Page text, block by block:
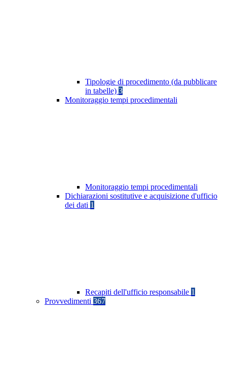
Tipologie di procedimento (da pubblicare
in tabelle) 3
Monitoraggio tempi procedimentali
Monitoraggio tempi procedimentali
Dichiarazioni sostitutive e acquisizione d'ufficio
dei dati 1
Recapiti dell'ufficio responsabile 1
Provvedimenti 367